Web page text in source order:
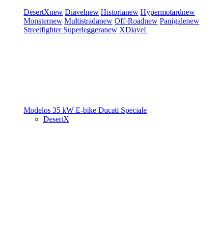
DesertXnew Diavelnew Historianew Hypermotardnew
Monsternew Multistradanew Off-Roadnew Panigalenew
Streetfighter Superleggeranew XDiavel
Modelos 35 kW E-bike Ducati Speciale
DesertX